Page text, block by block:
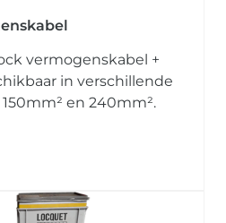
vermogenskabel +
in verschillende
en 240mm².